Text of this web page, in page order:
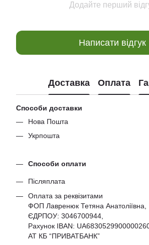
Додайте перший
Написати відгук
Доставка Оплата
Способи доставки
Нова Пошта
Укрпошта
Способи оплати
Післяплата
Оплата за реквізитами
ФОП Лавренюк Тетяна Анатоліївна,
ЄДРПОУ: 3046700944
Рахунок IBAN:
АТ КБ “ПРИВАТБАНК”